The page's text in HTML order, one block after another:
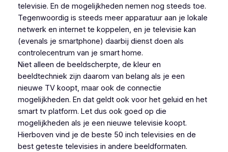
televisie. En de mogelijkheden nemen nog steeds toe.
Tegenwoordig is steeds meer apparatuur aan je lokale
netwerk en internet te koppelen, en je televisie kan
(evenals je smartphone) daarbij dienst doen als
controlecentrum van je smart home.
Niet alleen de beeldscherpte, de kleur en
beeldtechniek zijn daarom van belang als je een
nieuwe TV koopt, maar ook de connectie
mogelijkheden. En dat geldt ook voor het geluid en het
smart tv platform. Let dus ook goed op die
mogelijkheden als je een nieuwe televisie koopt.
Hierboven vind je de beste 50 inch televisies en de
best geteste televisies in andere beeldformaten.